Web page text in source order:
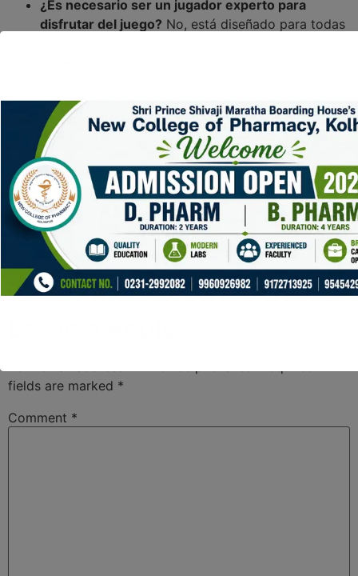
¿Es necesario ser un jugador experto para
disfrutar del juego? No, está diseñado para todas
móviles.
¿Existen diferentes niveles de dificultad?Sí,
puedes elegir niveles de dificultad que se adapten
a tu estilo de juego.
¿Se puede jugar con amigos? Por supuesto, el
modo multijugador permite desafiar a tus amigos.
En resumen, el
juego de pollo que cruza la carreteraes
más que un simple pasatiempo; es una aventura llena de
emoción, estrategia y risas. ¡Atrévete a cruzar la
carretera y descubre por ti mismo la diversión que esta
travesía tiene para ofrecer!
fields are marked *
Comment *